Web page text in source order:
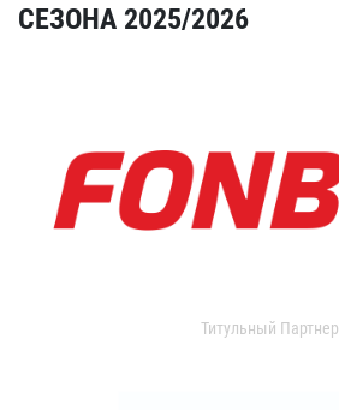
СЕЗОНА 2025/2026
Титульный Партнер